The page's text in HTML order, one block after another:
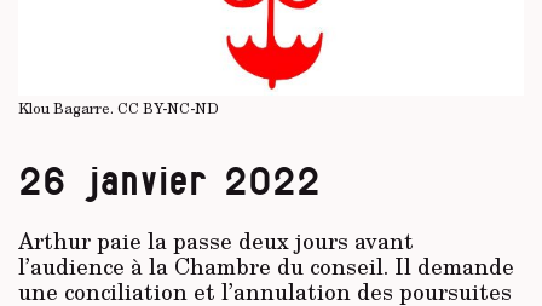
Klou Bagarre. CC BY-NC-ND
26 janvier 2022
Arthur paie la passe deux jours avant
l’audience à la Chambre du conseil. Il demande
une conciliation et l’annulation des poursuites